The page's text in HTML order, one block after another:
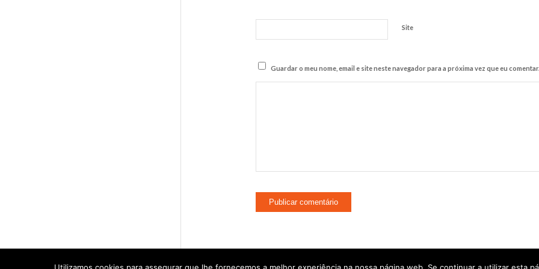
Site
Guardar o meu nome, email e site neste navegador para a próxima vez que eu comentar.